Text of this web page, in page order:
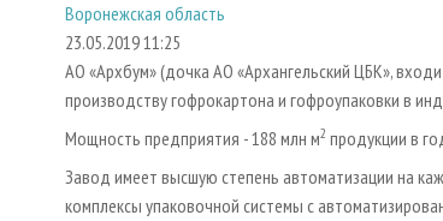
Воронежская область
23.05.2019 11:25
АО «Архбум» (дочка АО «Архангельский ЦБК»,
производству гофрокартона и гофроупаковки в
Мощность предприятия - 188 млн м2 продукции в
Завод имеет высшую степень автоматизации на
комплексы упаковочной системы с